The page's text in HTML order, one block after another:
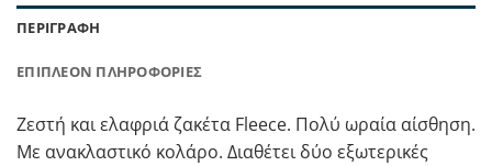
ΠΕΡΙΓΡΑΦΉ
ΕΠΙΠΛΈΟΝ ΠΛΗΡΟΦΟΡΊΕΣ
Ζεστή και ελαφριά ζακέτα Fleece. Πολύ ωραία αίσθηση.
Με ανακλαστικό κολάρο. Διαθέτει δύο εξωτερικές